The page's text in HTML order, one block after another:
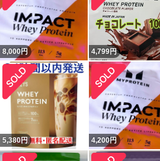
8,000円 4,799円
5,380円 4,200円